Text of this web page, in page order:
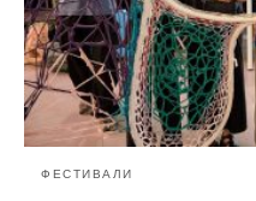
ФЕСТИВАЛИ